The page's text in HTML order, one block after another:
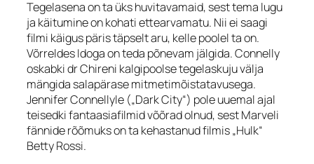
Tegelasena on ta üks huvitavamaid, sest tema lugu
ja käitumine on kohati ettearvamatu. Nii ei saagi
filmi käigus päris täpselt aru, kelle poolel ta on.
Võrreldes Idoga on teda põnevam jälgida. Connelly
oskabki dr Chireni kalgipoolse tegelaskuju välja
mängida salapärase mitmetimõistatavusega.
Jennifer Connellyle („Dark City“) pole uuemal ajal
teisedki fantaasiafilmid võõrad olnud, sest Marveli
fännide rõõmuks on ta kehastanud filmis „Hulk“
Betty Rossi.